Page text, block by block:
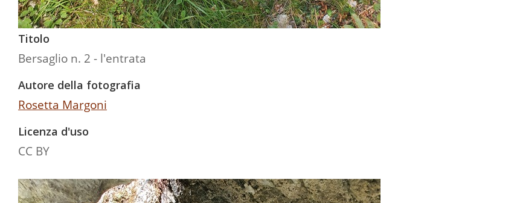
Titolo
Bersaglio n. 2 - l'entrata
Autore della fotografia
Rosetta Margoni
Licenza d'uso
CC BY